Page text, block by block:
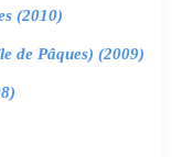
(2010)
de Pâques) (2009)